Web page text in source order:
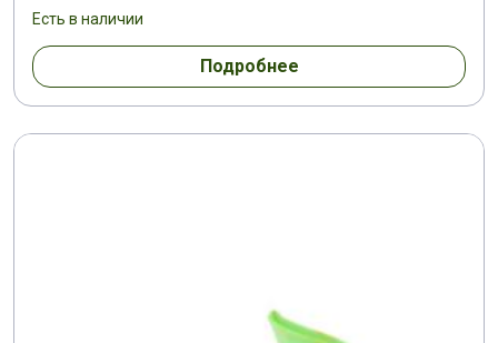
Есть в наличии
Подробнее